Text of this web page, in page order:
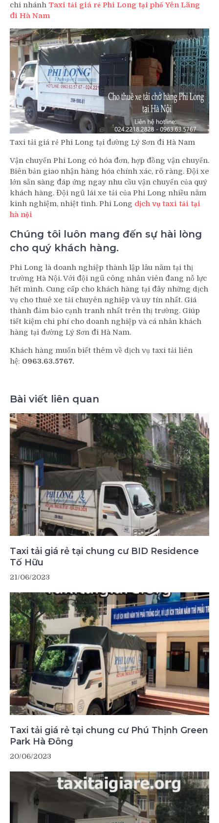
chi nhánh Taxi tải giá rẻ Phi Long tại phố Yên Lãng
đi Hà Nam
Taxi tải giá rẻ Phi Long tại đường Lý Sơn đi Hà Nam
Vận chuyển Phi Long có hóa đơn, hợp đồng vận chuyển.
Biên bản giao nhận hàng hóa chính xác, rõ ràng. Đội xe
lớn sẵn sàng đáp ứng ngay nhu cầu vận chuyển của quý
khách hàng. Đội ngũ lái xe tải của Phi Long nhiều năm
kinh nghiệm, nhiệt tình. Phi Long dịch vụ taxi tải tại
hà nội
Chúng tôi luôn mang đến sự hài lòng
cho quý khách hàng.
Phi Long là doanh nghiệp thành lập lâu năm tại thị
trường Hà Nội. Với đội ngũ công nhân viên đang nỗ lực
hết mình. Cung cấp cho khách hàng tại đây những dịch
vụ cho thuê xe tải chuyên nghiệp và uy tín nhất. Giá
thành đảm bảo cạnh tranh nhất trên thị trường. Giúp
tiết kiệm chi phí cho doanh nghiệp và cá nhân khách
hàng tại đường Lý Sơn đi Hà Nam.
Khách hàng muốn biết thêm về dịch vụ taxi tải liên
hệ: 0963.63.5767.
Bài viết liên quan
Taxi tải giá rẻ tại chung cư BID Residence
Tố Hữu
21/06/2023
Taxi tải giá rẻ tại chung cư Phú Thịnh Green
Park Hà Đông
20/06/2023